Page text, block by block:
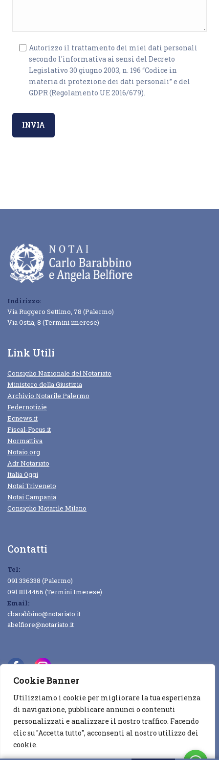
Cookie Banner
Utilizziamo i cookie per migliorare la tua esperienza
di navigazione, pubblicare annunci o contenuti
personalizzati e analizzare il nostro traffico. Facendo
clic su "Accetta tutto", acconsenti al nostro utilizzo dei
cookie.
Autorizzo il trattamento dei miei dati personali
secondo l'informativa ai sensi del Decreto
Legislativo 30 giugno 2003, n. 196 “Codice in
materia di protezione dei dati personali” e del
GDPR (Regolamento UE 2016/679).
Indirizzo:
Via Ruggero Settimo, 78 (Palermo)
Via Ostia, 8 (Termini imerese)
Link Utili
Consiglio Nazionale del Notariato
Ministero della Giustizia
Archivio Notarile Palermo
Federnotizie
Ecnews.it
Fiscal-Focus.it
Normattiva
Notaio.org
Adr Notariato
Italia Oggi
Notai Triveneto
Notai Campania
Consiglio Notarile Milano
Contatti
Tel:
091 336338 (Palermo)
091 8114466 (Termini Imerese)
Email:
cbarabbino@notariato.it
abelfiore@notariato.it
Copyright © 2022DGCALAll rights reserved
Privacy & Cookie Policy Contatti